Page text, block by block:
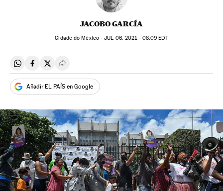
JACOBO GARCÍA
Cidade do México -JUL 06, 2021 - 08:09 EDT
Compartir en Whatsapp
Compartir en Facebook
Compartir en Twitter
Desplegar Redes Sociales
Añadir EL PAÍS en Google